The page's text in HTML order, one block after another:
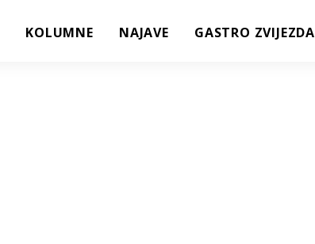
KOLUMNE NAJAVE GASTRO ZVIJEZDA